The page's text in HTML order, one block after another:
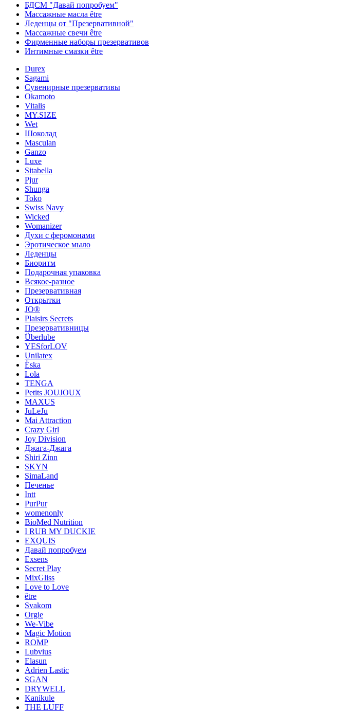
БДСМ "Давай попробуем"
Массажные масла être
Леденцы от "Презервативной"
Массажные свечи être
Фирменные наборы презервативов
Интимные смазки être
Durex
Sagami
Сувенирные презервативы
Okamoto
Vitalis
MY.SIZE
Wet
Шоколад
Masculan
Ganzo
Luxe
Sitabella
Pjur
Shunga
Toko
Swiss Navy
Wicked
Womanizer
Духи с феромонами
Эротическое мыло
Леденцы
Биоритм
Подарочная упаковка
Всякое-разное
Презервативная
Открытки
JO®
Plaisirs Secrets
Презервативницы
Überlube
YESforLOV
Unilatex
Ёska
Lola
TENGA
Petits JOUJOUX
MAXUS
JuLeJu
Mai Attraction
Crazy Girl
Joy Division
Джага-Джага
Shiri Zinn
SKYN
SimaLand
Печенье
Intt
PurPur
womenonly
BioMed Nutrition
I RUB MY DUCKIE
EXQUIS
Давай попробуем
Exsens
Secret Play
MixGliss
Love to Love
être
Svakom
Orgie
We-Vibe
Magic Motion
ROMP
Lubvius
Elasun
Adrien Lastic
SGAN
DRYWELL
Kanikule
THE LUFF